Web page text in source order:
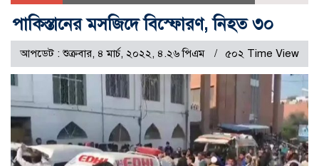
পাকিস্তানের মসজিদে বিস্ফোরণ, নিহত ৩০
আপডেট : শুক্রবার, ৪ মার্চ, ২০২২, ৪.২৬ পিএম ৫০২ Time View